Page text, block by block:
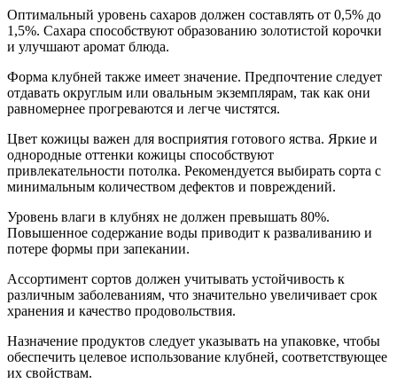
Оптимальный уровень сахаров должен составлять от 0,5% до
1,5%. Сахара способствуют образованию золотистой корочки
и улучшают аромат блюда.
Форма клубней также имеет значение. Предпочтение следует
отдавать округлым или овальным экземплярам, так как они
равномернее прогреваются и легче чистятся.
Цвет кожицы важен для восприятия готового яства. Яркие и
однородные оттенки кожицы способствуют
привлекательности потолка. Рекомендуется выбирать сорта с
минимальным количеством дефектов и повреждений.
Уровень влаги в клубнях не должен превышать 80%.
Повышенное содержание воды приводит к разваливанию и
потере формы при запекании.
Ассортимент сортов должен учитывать устойчивость к
различным заболеваниям, что значительно увеличивает срок
хранения и качество продовольствия.
Назначение продуктов следует указывать на упаковке, чтобы
обеспечить целевое использование клубней, соответствующее
их свойствам.